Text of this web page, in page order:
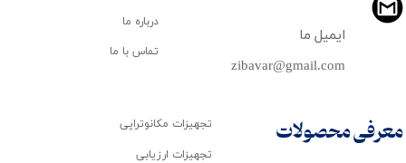
zibavar@gmail.com
ایمیل ما
درباره ما
تماس با ما
تجهیزات مکانوتراپی
تجهیزات ارزیابی
معرفی محصولات